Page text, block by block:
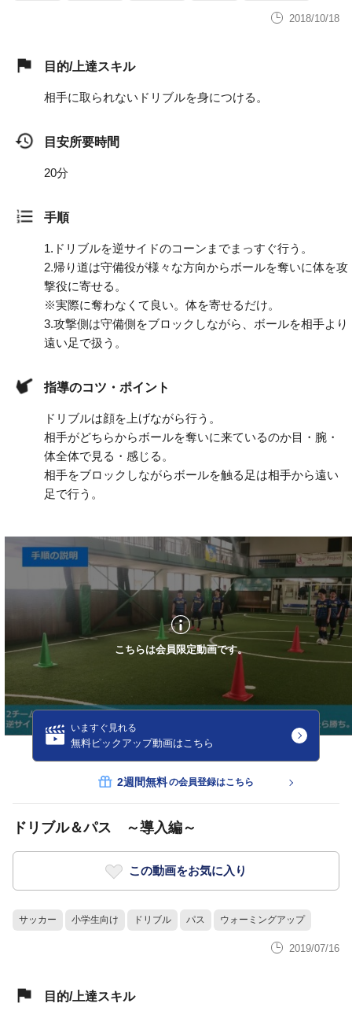
2018/10/18
目的/上達スキル
相手に取られないドリブルを身につける。
目安所要時間
20分
手順
1. ドリブルを逆サイドのコーンまでまっすぐ行う。
2.帰り道は守備役が様々な方向からボールを奪いに体を攻
撃役に寄せる。
※実際に奪わなくて良い。体を寄せるだけ。
3.攻撃側は守備側をブロックしながら、ボールを相手より
遠い足で扱う。
指導のコツ・ポイント
ドリブルは顔を上げながら行う。
相手がどちらからボールを奪いに来ているのか目・腕・
体全体で見る・感じる。
相手をブロックしながらボールを触る足は相手から遠い
足で行う。
こちらは会員限定動画です。
いますぐ見れる
無料ピックアップ動画はこちら
2週間無料の会員登録はこちら
ドリブル＆パス ～導入編～
この動画をお気に入り
サッカー 小学生向け ドリブル パス ウォーミングアップ
2019/07/16
目的/上達スキル